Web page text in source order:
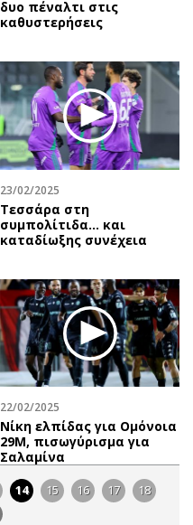
δυο πέναλτι στις
καθυστερήσεις
23/02/2025
Τεσσάρα στη
συμπολίτιδα... και
καταδίωξης συνέχεια
22/02/2025
Νίκη ελπίδας για Ομόνοια
29Μ, πισωγύρισμα για
Σαλαμίνα
14 15 16 17 18